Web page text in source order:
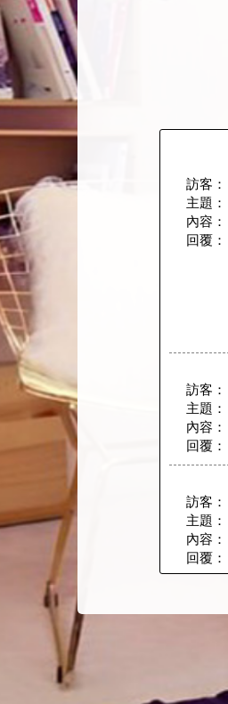
訪客：
主題：
內容：
回覆：
訪客：
主題：
內容：
回覆：
訪客：
主題：
內容：
回覆：
訪客：